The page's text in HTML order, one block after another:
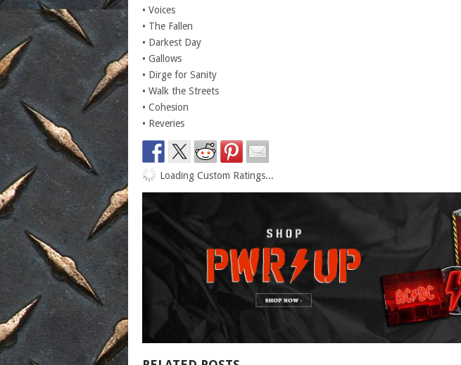
• Voices
• The Fallen
• Darkest Day
• Gallows
• Dirge for Sanity
• Walk the Streets
• Cohesion
• Reveries
Loading Custom Ratings...